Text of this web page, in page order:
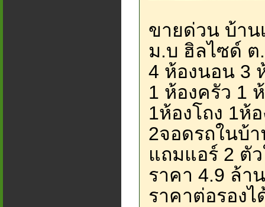
ขายด่วน บ้าน
ม.บ ฮิลไซด์ ต
4 ห้องนอน 3
1 ห้องครัว 1
1ห้องโถง 1ห้
2จอดรถในบ้
แถมแอร์ 2 ตั
ราคา 4.9 ล้า
ราคาต่อรองไ